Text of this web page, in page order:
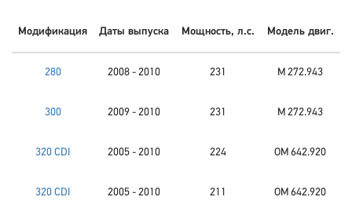
Модификация Даты выпуска Мощность, л.с. Модель двиг.
280 2008 - 2010 231 M 272.943
300 2009 - 2010 231 M 272.943
320 CDI 2005 - 2010 224 OM 642.920
320 CDI 2005 - 2010 211 OM 642.920